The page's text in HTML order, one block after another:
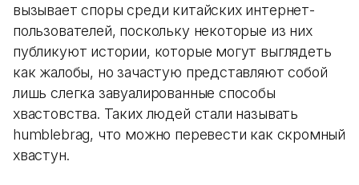
вызывает споры среди китайских интернет-
пользователей, поскольку некоторые из них
публикуют истории, которые могут выглядеть
как жалобы, но зачастую представляют собой
лишь слегка завуалированные способы
хвастовства. Таких людей стали называть
humblebrag, что можно перевести как скромный
хвастун.